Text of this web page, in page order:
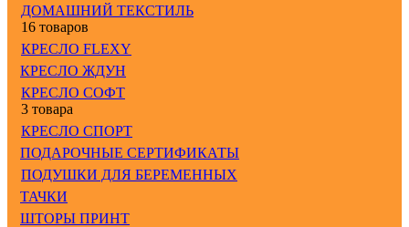
ДОМАШНИЙ ТЕКСТИЛЬ
16 товаров
КРЕСЛО FLEXY
КРЕСЛО ЖДУН
КРЕСЛО СОФТ
3 товара
КРЕСЛО СПОРТ
ПОДАРОЧНЫЕ СЕРТИФИКАТЫ
ПОДУШКИ ДЛЯ БЕРЕМЕННЫХ
ТАЧКИ
ШТОРЫ ПРИНТ